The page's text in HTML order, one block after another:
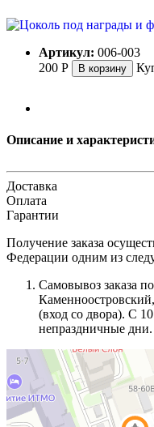
Артикул: 006-003
200 Р В корзину
Описание и
Доставка
Оплата
Гарантии
Получение заказа
Федерации одним из
Самовывоз заказа
(вход со двора). С
непраздничные дни.